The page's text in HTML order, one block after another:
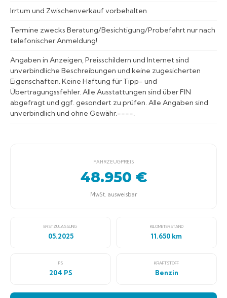
Irrtum und Zwischenverkauf vorbehalten
Termine zwecks Beratung/Besichtigung/Probefahrt nur nach
telefonischer Anmeldung!
Angaben in Anzeigen, Preisschildern und Internet sind
unverbindliche Beschreibungen und keine zugesicherten
Eigenschaften. Keine Haftung für Tipp- und
Übertragungssfehler. Alle Ausstattungen sind über FIN
abgefragt und ggf. gesondert zu prüfen. Alle Angaben sind
unverbindlich und ohne Gewähr.----.
FAHRZEUGPREIS
48.950 €
MwSt. ausweisbar
ERSTZULASSUNG
05.2025
KILOMETERSTAND
11.650 km
PS
204 PS
KRAFTSTOFF
Benzin